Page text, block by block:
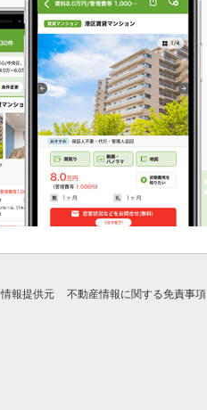
情報提供元 不動産情報に関する免責事項